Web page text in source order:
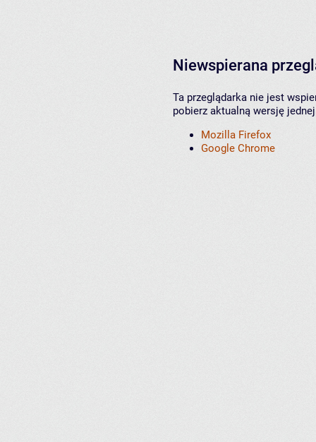
Niewspierana
Ta przeglądarka nie jest
pobierz aktualną wersję
Mozilla Firefox
Google Chrome